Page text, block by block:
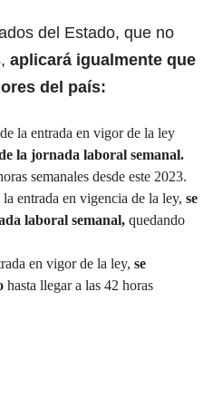
del Estado, que no
aplicará igualmente que
del país:
la entrada en vigor de la ley
la jornada laboral semanal.
semanales desde este 2023.
entrada en vigencia de la ley, se
laboral semanal, quedando
en vigor de la ley, se
hasta llegar a las 42 horas